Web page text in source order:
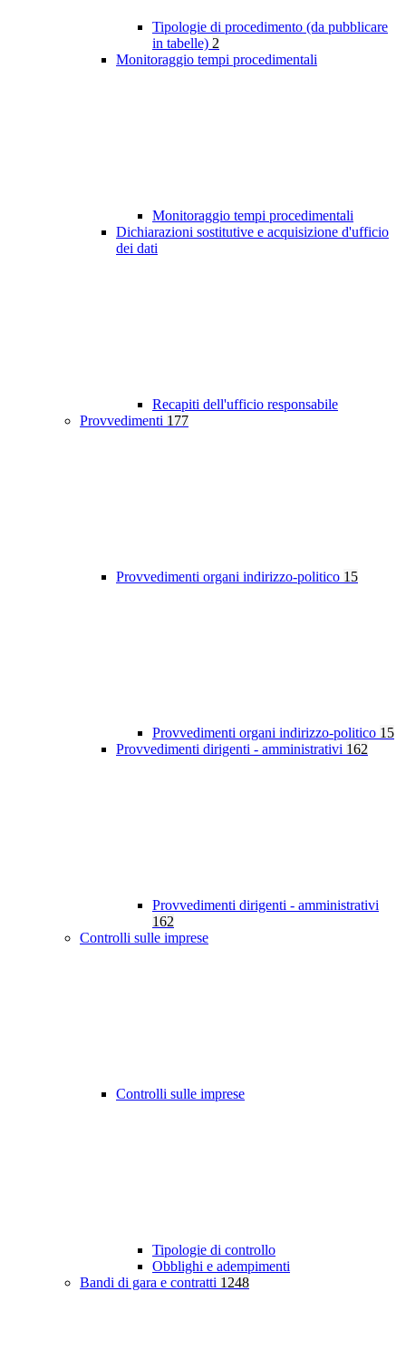
Tipologie di procedimento (da pubblicare
in tabelle) 2
Monitoraggio tempi procedimentali
Monitoraggio tempi procedimentali
Dichiarazioni sostitutive e acquisizione d'ufficio
dei dati
Recapiti dell'ufficio responsabile
Provvedimenti 177
Provvedimenti organi indirizzo-politico 15
Provvedimenti organi indirizzo-politico 15
Provvedimenti dirigenti - amministrativi 162
Provvedimenti dirigenti - amministrativi
162
Controlli sulle imprese
Controlli sulle imprese
Tipologie di controllo
Obblighi e adempimenti
Bandi di gara e contratti 1248